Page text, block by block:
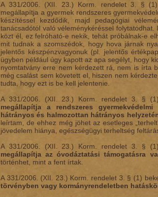
A 331/2006. (XII. 23.) Korm. rendelet 3. §
megállapítja a gyermek rendszeres
készítéssel kezdődik, majd pedagógiai
tanácsadótól való véleménykéréssel
közt él, ez felróható-e nekik, tehát próbálnak-e
mit tudnak a szomszédok, hogy hova járnak
jelentős készpénzvagyonuk (pl. jelentős
ügyben például úgy kapott az apa segélyt, hogy
nyomtatvány erre nem kérdezett rá, nem is írta
még csalást sem követett el, hiszen nem
tudta, hogy ezt is be kell jelentenie.
A 331/2006. (XII. 23.) Korm. rendelet 3. §
megállapítja a rendszeres
hátrányos és halmozottan hátrányos
leírtam, de ehhez még jöhet az esetleges
jövedelem hiánya, egészségügyi terheltség
A 331/2006. (XII. 23.) Korm. rendelet 3. §
megállapítja az óvodáztatási támogatásra
történhet, mint a fent írtak.
A 331/2006. (XII. 23.) Korm. rendelet 3. § (1)
törvényben vagy kormányrendeletben